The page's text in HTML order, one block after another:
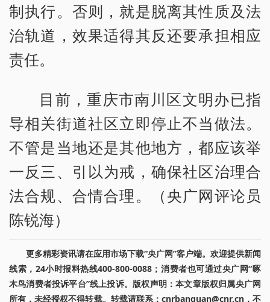
制执行。否则，就是脱离其性质及法
治轨道，效果适得其反还要承担相应
责任。
目前，重庆市南川区文明办已指
导相关街道社区立即停止不当做法。
不管是当地还是其他地方，都应该举
一反三、引以为戒，确保社区治理合
法合规、合情合理。（央广网评论员
陈锐海）
更多精彩资讯请在应用市场下载“央广网”客户端。欢迎提供新闻
线索，24小时报料热线400-800-0088；消费者也可通过央广网“啄
木鸟消费者投诉平台”线上投诉。版权声明：本文章版权归属央广网
所有，未经授权不得转载。转载请联系：cnrbanquan@cnr.cn，不